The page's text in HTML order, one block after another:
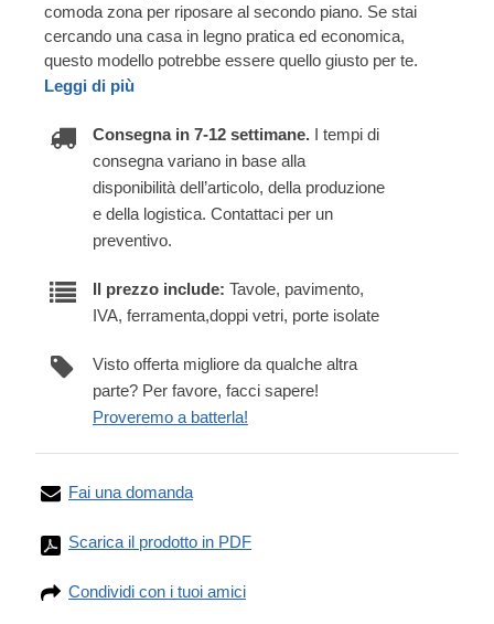
comoda zona per riposare al secondo piano. Se stai
cercando una casa in legno pratica ed economica,
questo modello potrebbe essere quello giusto per te.
Leggi di più
Consegna in 7-12 settimane. I tempi di
consegna variano in base alla
disponibilità dell’articolo, della produzione
e della logistica. Contattaci per un
preventivo.
Il prezzo include: Tavole, pavimento,
IVA, ferramenta,doppi vetri, porte isolate
Visto offerta migliore da qualche altra
parte? Per favore, facci sapere!
Proveremo a batterla!
Fai una domanda
Scarica il prodotto in PDF
Condividi con i tuoi amici